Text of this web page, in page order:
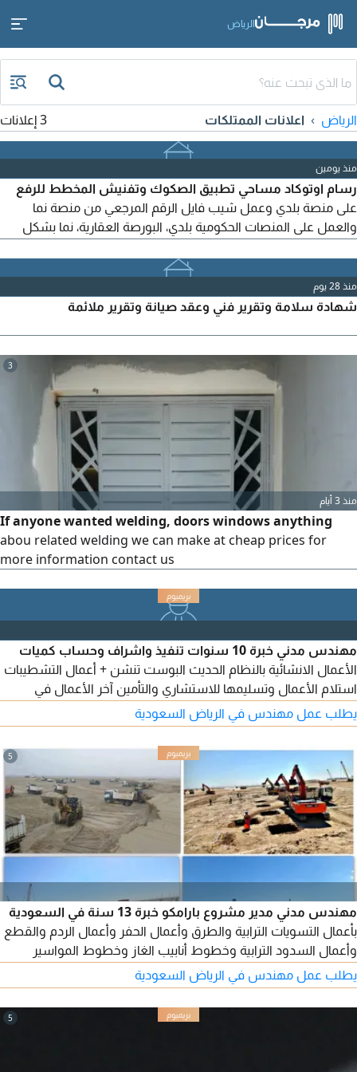
الرياض
الرياض اعلانات الممتلكات 3 إعلانات
منذ يومين
رسام اوتوكاد مساحي تطبيق الصكوك وتفنيش المخطط للرفع
على منصة بلدي وعمل شيب فايل الرقم المرجعي من منصة نما
والعمل على المنصات الحكومية بلدي، البورصة العقارية، نما بشكل
منذ 28 يوم
شهادة سلامة وتقرير فني وعقد صيانة وتقرير ملائمة
3
منذ 3 أيام
If anyone wanted welding, doors windows anything
abou related welding we can make at cheap prices for
more information contact us
مهندس مدني خبرة 10 سنوات تنفيذ واشراف وحساب كميات
الأعمال الانشائية بالنظام الحديث البوست تنشن + أعمال التشطيبات
استلام الأعمال وتسليمها للاستشاري والتأمين آخر الأعمال في
الرياض مهندس موقع لمشروع برج مهندس موقع لمشروع مدرسة
بحي الياسمين مهندس مكتب فني لمشروع مدرسة بحي طويق
يطلب عمل مهندس في الرياض السعودية
5
مهندس مدني مدير مشروع بارامكو خبرة 13 سنة في السعودية
بأعمال التسويات الترابية والطرق وأعمال الحفر وأعمال الردم والقطع
وأعمال السدود الترابية وخطوط أنابيب الغاز وخطوط المواسير
وأعمال تحسين التربة والدمك الديناميكي وأعمال البنية التحتية والكباري
والأنفاق والبرابخ والمنشاءات الخرسانية
يطلب عمل مهندس في الرياض السعودية
5